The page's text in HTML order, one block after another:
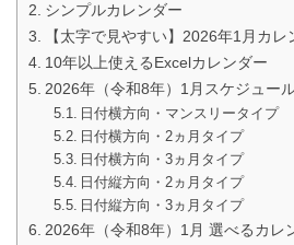
シンプルカレンダー
【太字で見やすい】2026年1月カレ
10年以上使えるExcelカレンダー
2026年（令和8年）1月スケジュー
日付横方向・マンスリータイプ
日付横方向・2ヵ月タイプ
日付横方向・3ヵ月タイプ
日付縦方向・2ヵ月タイプ
日付縦方向・3ヵ月タイプ
2026年（令和8年）1月 選べるカレ